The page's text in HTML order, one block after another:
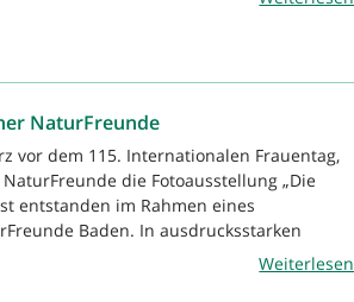
NaturFreunde
vor dem 115. Internationalen Frauentag,
die Fotoausstellung „Die
entstanden im Rahmen eines
Baden. In ausdrucksstarken
Weiterlesen